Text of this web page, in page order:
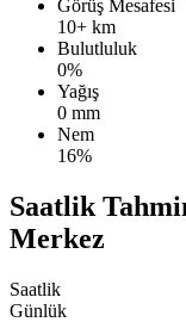
Görüş Mesafesi
10+ km
Bulutluluk
0%
Yağış
0 mm
Nem
16%
Saatlik
Merkez
Saatlik
Günlük